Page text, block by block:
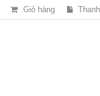
Giỏ hàng